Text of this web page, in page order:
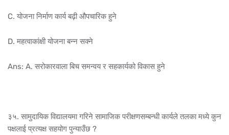
C. योजना निर्माण कार्य बढ़ी औपचारिक हुने
D. महत्वाकांक्षी योजना बन्न सक्ने
Ans: A. सरोकारवाला बिच समन्वय र सहकार्यको विकास हुने
३५. सामुदायिक विद्यालयमा गरिने सामाजिक परीक्षणसम्बन्धी कार्यले तलका मध्ये कुन
पक्षलाई प्रत्यक्ष सहयोग पुन्याउँछ ?